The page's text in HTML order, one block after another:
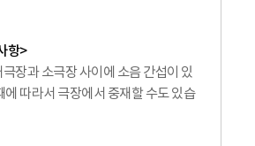
항>
장과 소극장 사이에 소음 간섭이 있
에 따라서 극장에서 중재할 수도 있습